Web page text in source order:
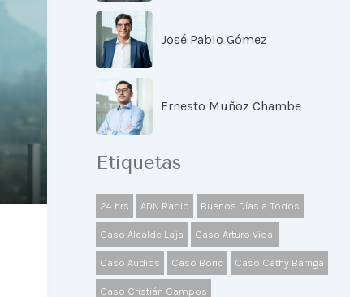
José Pablo Gómez
Ernesto Muñoz Chambe
Etiquetas
24 hrs ADN Radio Buenos Días a Todos
Caso Alcalde Laja Caso Arturo Vidal
Caso Audios Caso Boric Caso Cathy Barriga
Caso Cristián Campos